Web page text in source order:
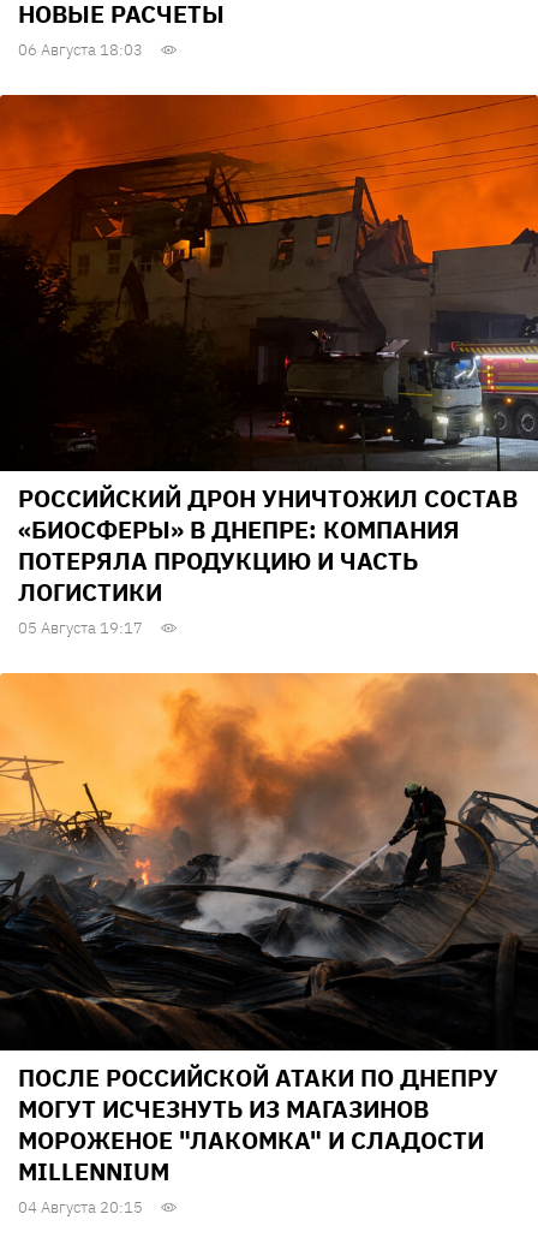
НОВЫЕ РАСЧЕТЫ
06 Августа 18:03
РОССИЙСКИЙ ДРОН УНИЧТОЖИЛ СОСТАВ
«БИОСФЕРЫ» В ДНЕПРЕ: КОМПАНИЯ
ПОТЕРЯЛА ПРОДУКЦИЮ И ЧАСТЬ
ЛОГИСТИКИ
05 Августа 19:17
ПОСЛЕ РОССИЙСКОЙ АТАКИ ПО ДНЕПРУ
МОГУТ ИСЧЕЗНУТЬ ИЗ МАГАЗИНОВ
МОРОЖЕНОЕ "ЛАКОМКА" И СЛАДОСТИ
MILLENNIUM
04 Августа 20:15